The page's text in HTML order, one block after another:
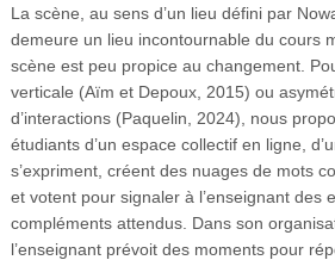
La scène, au sens d’un lieu défini par
demeure un lieu incontournable du cours
scène est peu propice au changement.
verticale (Aïm et Depoux, 2015) ou
d’interactions (Paquelin, 2024), nous
étudiants d’un espace collectif en ligne,
s’expriment, créent des nuages de mots
et votent pour signaler à l’enseignant des
compléments attendus. Dans son
l’enseignant prévoit des moments pour